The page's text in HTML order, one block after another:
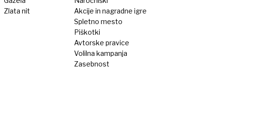
Zlata nit
Akcije in nagradne igre
Spletno mesto
Piškotki
Avtorske pravice
Volilna kampanja
Zasebnost